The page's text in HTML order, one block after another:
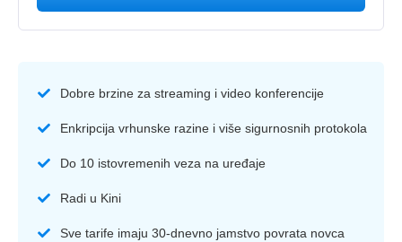
Dobre brzine za streaming i video konferencije
Enkripcija vrhunske razine i više sigurnosnih protokola
Do 10 istovremenih veza na uređaje
Radi u Kini
Sve tarife imaju 30-dnevno jamstvo povrata novca